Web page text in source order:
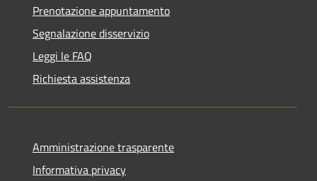
Prenotazione appuntamento
Segnalazione disservizio
Leggi le FAQ
Richiesta assistenza
Amministrazione trasparente
Informativa privacy